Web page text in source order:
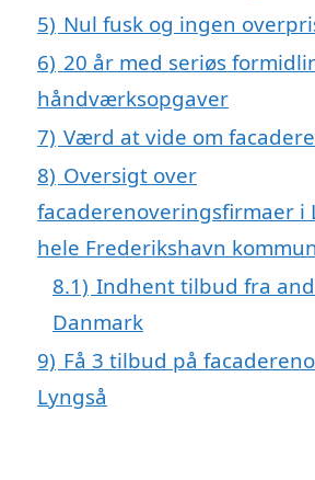
5) Nul fusk og ingen
6) 20 år med seriøs
håndværksopgaver
7) Værd at vide om
8) Oversigt over
facaderenoveringsfirmaer i
hele Frederikshavn
8.1) Indhent tilbud fra
Danmark
9) Få 3 tilbud på
Lyngså